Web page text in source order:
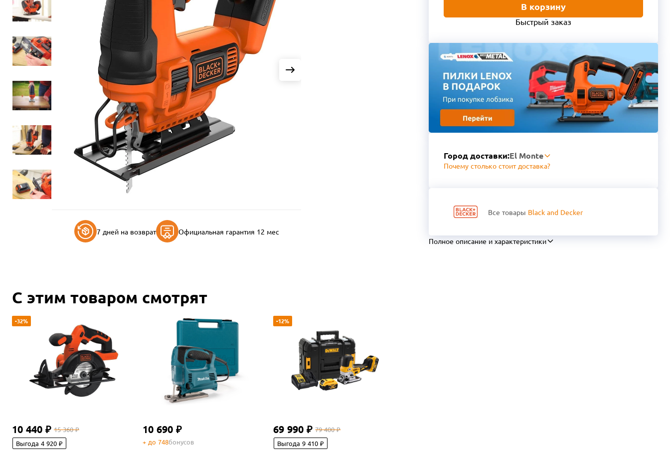
7 дней на возврат Официальная гарантия 12 мес
В корзину
Быстрый заказ
Город доставки:El Monte
Почему столько стоит доставка?
Все товары Black and Decker
Полное описание и характеристики
С этим товаром смотрят
-32%
10 440 ₽ 15 360 ₽
Выгода 4 920 ₽
10 690 ₽
+ до 748бонусов
-12%
69 990 ₽ 79 400 ₽
Выгода 9 410 ₽